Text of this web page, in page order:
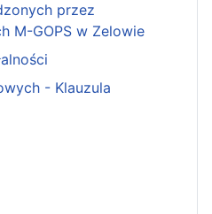
przez
M-GOPS w Zelowie
- Klauzula